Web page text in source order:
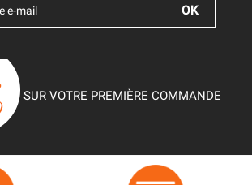
SUR VOTRE PREMIÈRE COMMANDE